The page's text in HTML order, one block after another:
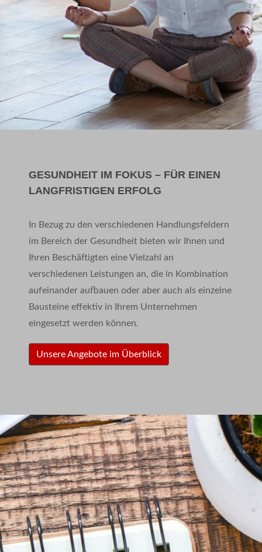
GESUNDHEIT IM FOKUS – FÜR EINEN
LANGFRISTIGEN ERFOLG
In Bezug zu den verschiedenen Handlungsfeldern
im Bereich der Gesundheit bieten wir Ihnen und
Ihren Beschäftigten eine Vielzahl an
verschiedenen Leistungen an, die in Kombination
aufeinander aufbauen oder aber auch als einzelne
Bausteine effektiv in Ihrem Unternehmen
eingesetzt werden können.
Unsere Angebote im Überblick